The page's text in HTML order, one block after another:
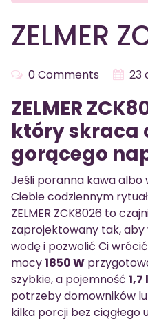
ZELMER
0 Comments 23
ZELMER
który skraca
gorącego
Jeśli poranna kawa
Ciebie codziennym
ZELMER ZCK8026 to
zaprojektowany tak,
wodę i pozwolić Ci
mocy1850 W
szybkie, a pojemność 1,7 l
potrzeby domowników
kilka porcji bez ciągłego